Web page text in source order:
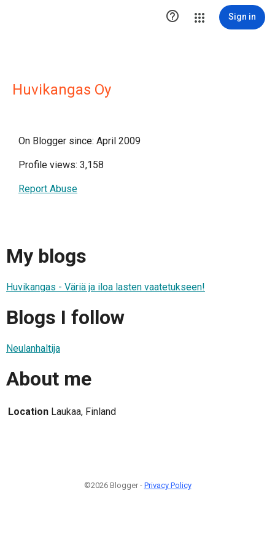
 Sign in
Huvikangas Oy
On Blogger since: April 2009
Profile views: 3,158
Report Abuse
My blogs
Huvikangas - Väriä ja iloa lasten vaatetukseen!
Blogs I follow
Neulanhaltija
About me
Location Laukaa, Finland
©2026 Blogger - Privacy Policy